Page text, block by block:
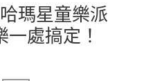
瑪星童樂派
處搞定！